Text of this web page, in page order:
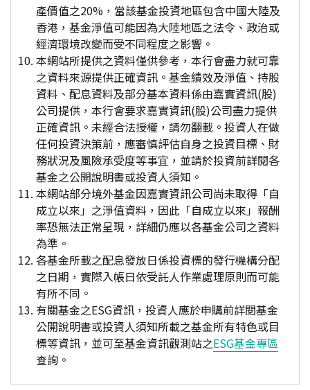
產價值之20%，當該基金投資地區包含中國大陸及
香港，基金淨值可能因為大陸地區之法令、政治或
經濟環境改變而受不同程度之影響。
本網站所提供之資料僅供參考，本行會盡力就可靠
之資料來源提供正確資訊。基金績效及淨值、持股
資料、配息資料及部分基本資料係由嘉實資訊(股)
公司提供，本行會要求嘉實資訊(股)公司盡力提供
正確資訊。未經合法授權，請勿翻載。投資人在做
任何投資決策前，應審慎評估自身之投資目標、財
務狀況及風險承受度等事宜，並請於投資前詳閱各
基金之公開說明書或投資人須知。
本網站部分境外基金因嘉實資訊公司尚未取得「自
成立以來」之淨值資料，因此「自成立以來」報酬
率恐無法正常呈現，詳細仍應以各基金公司之資料
為準。
各基金所載之配息發放日係投資標的發行機構分配
之日期，實際入帳日依受託人作業處理原則而可能
有所不同。
有關基金之ESG資訊，投資人應於申購前詳閱基金
公開說明書或投資人須知所載之基金所有特色或目
標等資訊，並可至基金資訊觀測站之ESG基金專區
查詢。